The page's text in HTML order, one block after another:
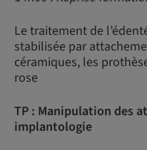
Le traitement de
stabilisée par
céramiques, les
rose
TP : Manipulation des
implantologie